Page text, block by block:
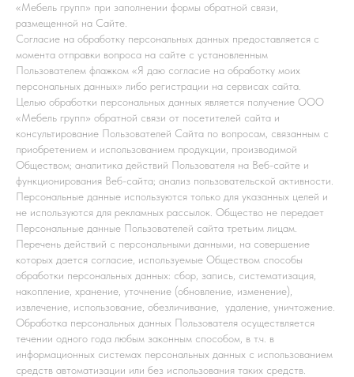
«Мебель групп» при заполнении формы обратной связи,
размещенной на Сайте.
Согласие на обработку персональных данных предоставляется с
момента отправки вопроса на сайте с установленным
Пользователем флажком «Я даю согласие на обработку моих
персональных данных» либо регистрации на сервисах сайта.
Целью обработки персональных данных является получение ООО
«Мебель групп» обратной связи от посетителей сайта и
консультирование Пользователей Сайта по вопросам, связанным с
приобретением и использованием продукции, производимой
Обществом; аналитика действий Пользователя на Веб-сайте и
функционирования Веб-сайта; анализ пользовательской активности.
Персональные данные используются только для указанных целей и
не используются для рекламных рассылок. Общество не передает
Персональные данные Пользователей сайта третьим лицам.
Перечень действий с персональными данными, на совершение
которых дается согласие, используемые Обществом способы
обработки персональных данных: сбор, запись, систематизация,
накопление, хранение, уточнение (обновление, изменение),
извлечение, использование, обезличивание, удаление, уничтожение.
Обработка персональных данных Пользователя осуществляется
течении одного года любым законным способом, в т.ч. в
информационных системах персональных данных с использованием
средств автоматизации или без использования таких средств.